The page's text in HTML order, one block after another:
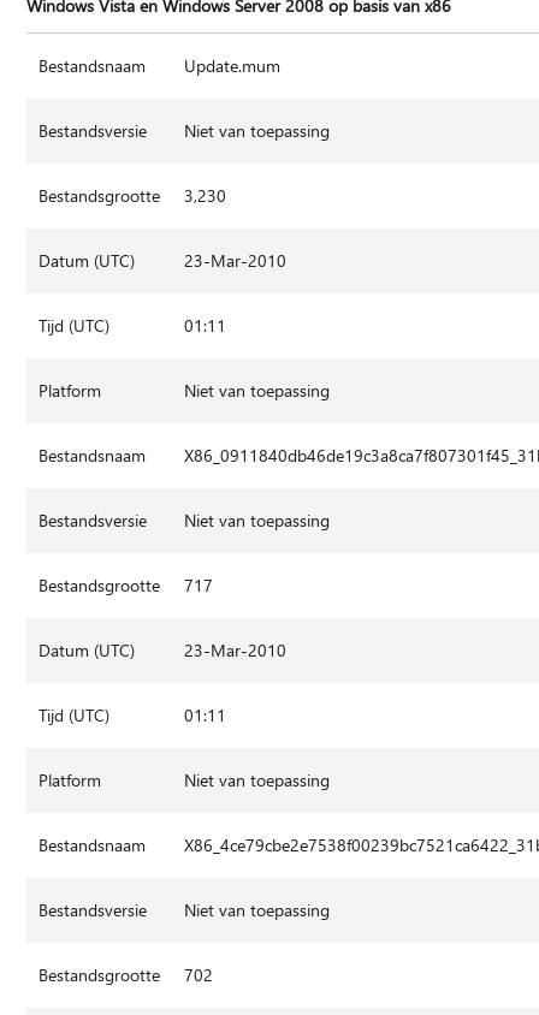
Windows Vista en Windows Server 2008 op basis van x86
Bestandsnaam Update.mum
Bestandsversie Niet van toepassing
Bestandsgrootte 3,230
Datum (UTC) 23-Mar-2010
Tijd (UTC) 01:11
Platform Niet van toepassing
Bestandsnaam
Bestandsversie Niet van toepassing
Bestandsgrootte 717
Datum (UTC) 23-Mar-2010
Tijd (UTC) 01:11
Platform Niet van toepassing
Bestandsnaam
Bestandsversie Niet van toepassing
Bestandsgrootte 702